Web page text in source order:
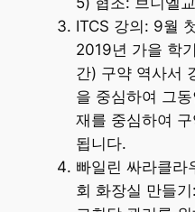
ITCS 강의: 9월
2019년 가을 학
간) 구약 역사서
을 중심하여 그
재를 중심하여
됩니다.
빠일린 싸라클라
회 화장실 만들